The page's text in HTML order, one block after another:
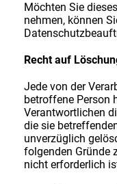
Möchten Sie
nehmen, können
Recht auf
Jede von der
betroffene Person
Verantwortlichen
die sie
unverzüglich
folgenden Gründe
nicht erforderlich